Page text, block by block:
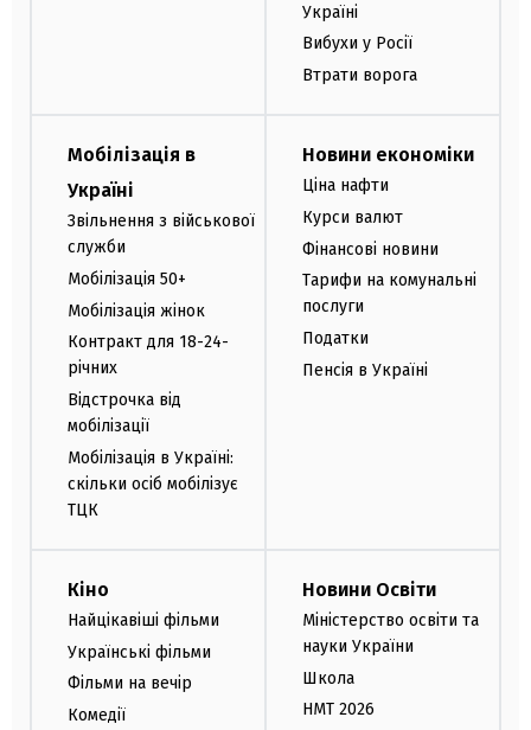
Україні
Вибухи у Росії
Втрати ворога
Мобілізація в
Україні
Звільнення з військової
служби
Мобілізація 50+
Мобілізація жінок
Контракт для 18-24-
річних
Відстрочка від
мобілізації
Мобілізація в Україні:
скільки осіб мобілізує
ТЦК
Новини економіки
Ціна нафти
Курси валют
Фінансові новини
Тарифи на комунальні
послуги
Податки
Пенсія в Україні
Кіно
Найцікавіші фільми
Українські фільми
Фільми на вечір
Комедії
Новини Освіти
Міністерство освіти та
науки України
Школа
НМТ 2026